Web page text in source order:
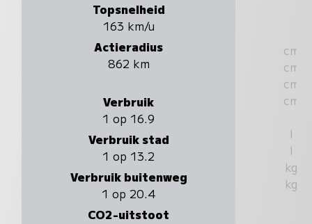
Topsnelheid
163 km/u
Actieradius
862 km
Verbruik
1 op 16.9
Verbruik stad
1 op 13.2
Verbruik buitenweg
1 op 20.4
CO2-uitstoot
cm
cm
cm
cm
l
l
kg
kg